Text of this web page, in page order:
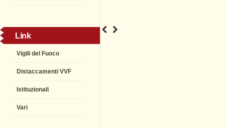
Link
Vigili del Fuoco
Distaccamenti VVF
Istituzionali
Vari